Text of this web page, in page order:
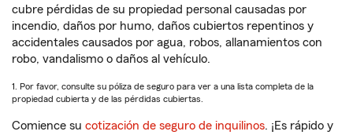
cubre pérdidas de su propiedad personal causadas por
incendio, daños por humo, daños cubiertos repentinos y
accidentales causados por agua, robos, allanamientos con
robo, vandalismo o daños al vehículo.
1. Por favor, consulte su póliza de seguro para ver a una lista completa de la
propiedad cubierta y de las pérdidas cubiertas.
Comience su cotización de seguro de inquilinos. ¡Es rápido y